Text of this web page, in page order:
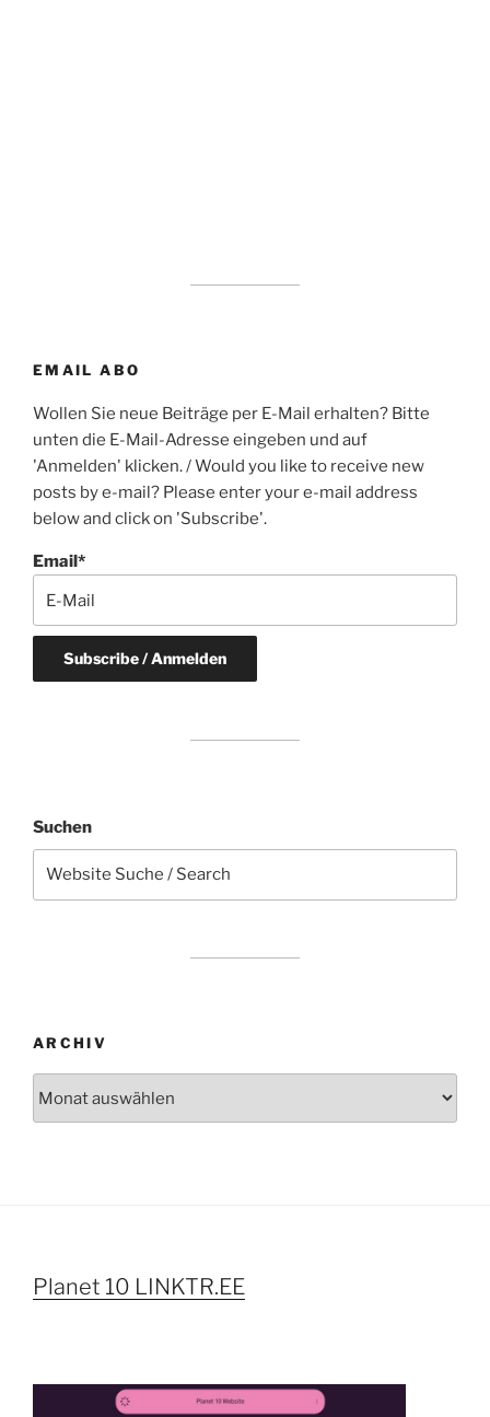
EMAIL ABO
Wollen Sie neue Beiträge per E-Mail erhalten? Bitte
unten die E-Mail-Adresse eingeben und auf
'Anmelden' klicken. / Would you like to receive new
posts by e-mail? Please enter your e-mail address
below and click on 'Subscribe'.
Email*
Suchen
ARCHIV
Planet 10 LINKTR.EE